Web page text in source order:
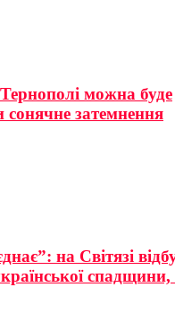
можна буде
сонячне затемнення
на Світязі
спадщини,